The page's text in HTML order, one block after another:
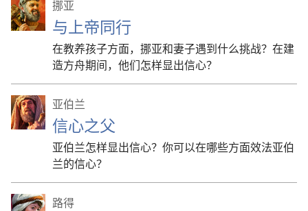
挪亚
与上帝同行
在教养孩子方面，挪亚和妻子遇到什么挑战？在建
造方舟期间，他们怎样显出信心？
亚伯兰
信心之父
亚伯兰怎样显出信心？你可以在哪些方面效法亚伯
兰的信心？
路得